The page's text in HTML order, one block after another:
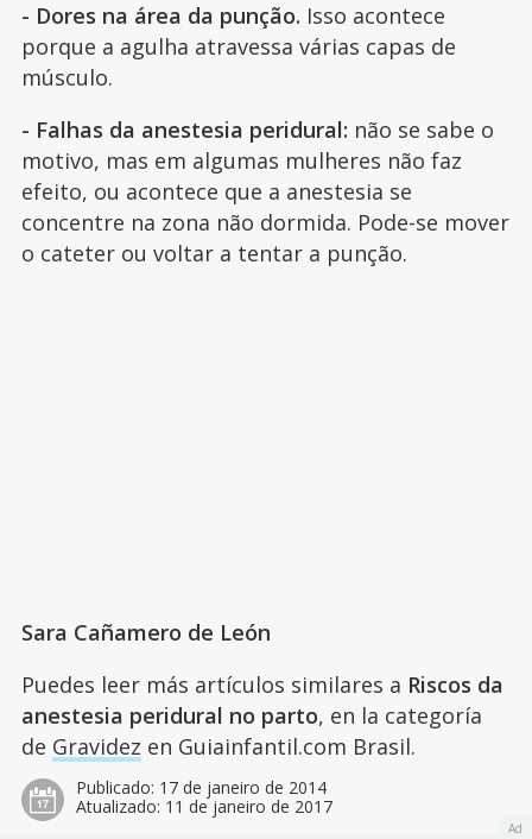
- Dores na área da punção. Isso acontece
porque a agulha atravessa várias capas de
músculo.
- Falhas da anestesia peridural: não se sabe o
motivo, mas em algumas mulheres não faz
efeito, ou acontece que a anestesia se
concentre na zona não dormida. Pode-se mover
o cateter ou voltar a tentar a punção.
Sara Cañamero de León
Puedes leer más artículos similares a Riscos da
anestesia peridural no parto, en la categoría
de Gravidez en Guiainfantil.com Brasil.
Publicado: 17 de janeiro de 2014
Atualizado: 11 de janeiro de 2017
Ad